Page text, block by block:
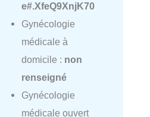
e#.XfeQ9XnjK70
Gynécologie
médicale à
domicile : non
renseigné
Gynécologie
médicale ouvert